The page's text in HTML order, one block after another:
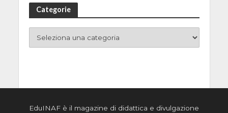
Categorie
EduINAF è il magazine di didattica e divulgazione